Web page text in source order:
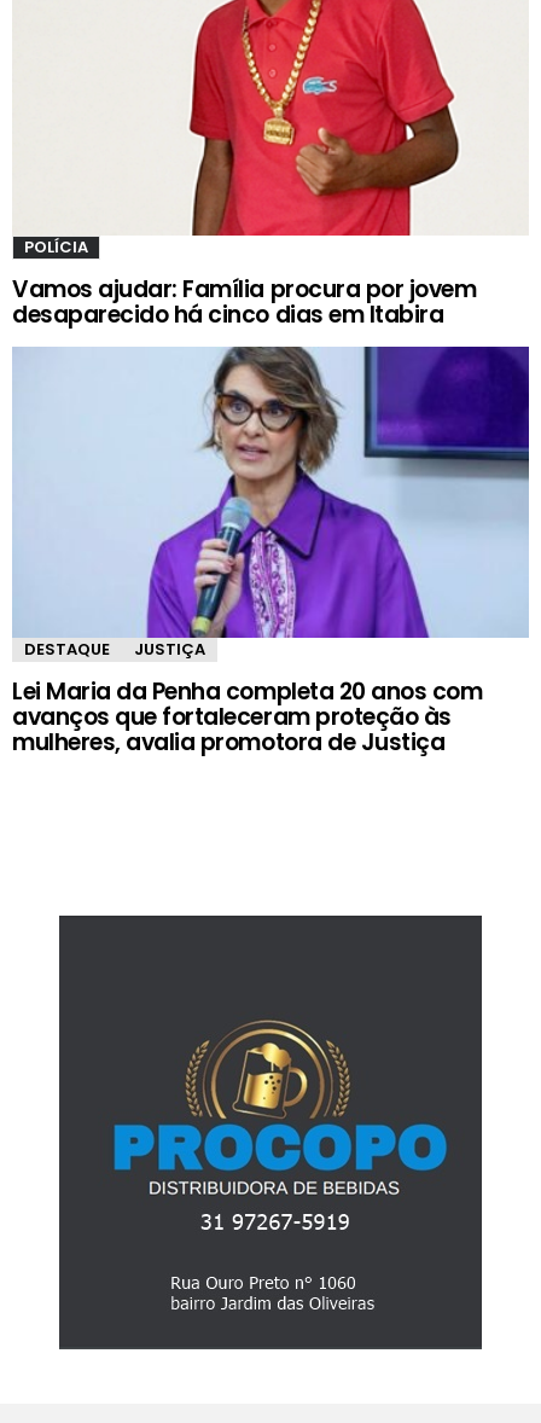
POLÍCIA
Vamos ajudar: Família procura por jovem
desaparecido há cinco dias em Itabira
DESTAQUE JUSTIÇA
Lei Maria da Penha completa 20 anos com
avanços que fortaleceram proteção às
mulheres, avalia promotora de Justiça